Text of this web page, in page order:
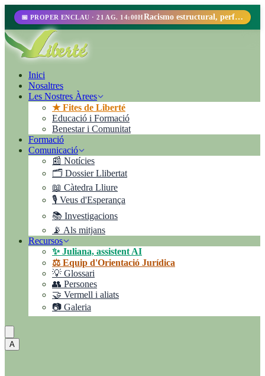
📅 PROPER ENCLAU · 21 AG. 14:00H Racismo estructural, perfilamiento racial y abolicionismo carcelario.
Inici
Nosaltres
Les Nostres Àrees
★ Fites de Liberté
Educació i Formació
Benestar i Comunitat
Formació
Comunicació
📰 Notícies
🗂️ Dossier Llibertat
📖 Càtedra Lliure
🎙️ Veus d'Esperança
📚 Investigacions
📡 Als mitjans
Recursos
✨ Juliana, assistent AI
⚖️ Equip d'Orientació Jurídica
💡 Glossari
👥 Persones
🤝 Vermell i aliats
📷 Galeria
A